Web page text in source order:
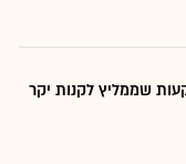
ההשקעות שממליץ לקנות יקר